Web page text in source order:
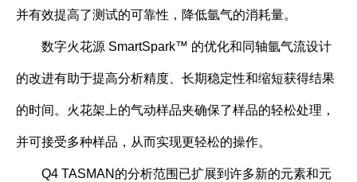
并有效提高了测试的可靠性，降低氩气的消耗量。
数字火花源 SmartSpark™ 的优化和同轴氩气流设计
的改进有助于提高分析精度、长期稳定性和缩短获得结果
的时间。火花架上的气动样品夹确保了样品的轻松处理，
并可接受多种样品，从而实现更轻松的操作。
Q4 TASMAN的分析范围已扩展到许多新的元素和元